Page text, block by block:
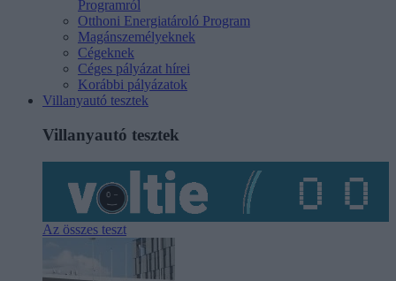
Programról
Otthoni Energiatároló Program
Magánszemélyeknek
Cégeknek
Céges pályázat hírei
Korábbi pályázatok
Villanyautó tesztek
Villanyautó tesztek
Az összes teszt